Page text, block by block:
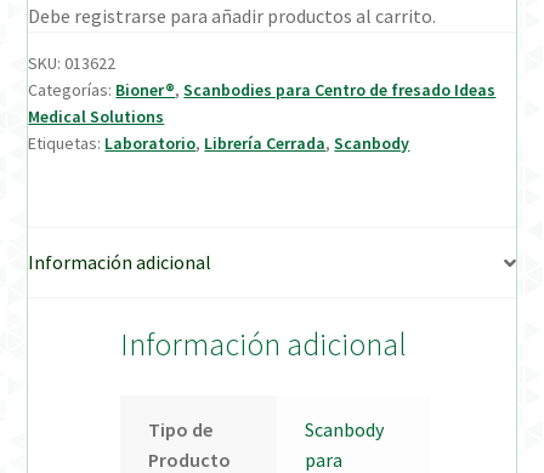
Verification Required
Welcome to DELTA Abutments | Tienda Online!
Debe registrarse para añadir productos al carrito.
SKU:013622
Categorías: Bioner®,Scanbodies para Centro de fresado Ideas
Medical Solutions
Etiquetas: Laboratorio, Librería Cerrada,Scanbody
Información adicional
Información adicional
Tipo de
Producto
Scanbody
para